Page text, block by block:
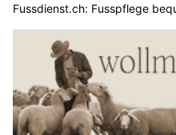
Fussdienst.ch: Fusspflege